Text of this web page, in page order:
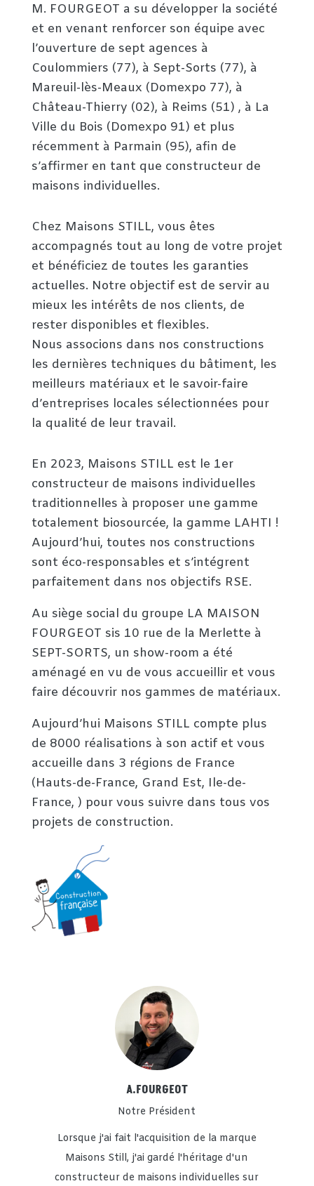
M. FOURGEOT a su développer la société
et en venant renforcer son équipe avec
l’ouverture de sept agences à
Coulommiers (77), à Sept-Sorts (77), à
Mareuil-lès-Meaux (Domexpo 77), à
Château-Thierry (02), à Reims (51) , à La
Ville du Bois (Domexpo 91) et plus
récemment à Parmain (95), afin de
s’affirmer en tant que constructeur de
maisons individuelles.
Chez Maisons STILL, vous êtes
accompagnés tout au long de votre projet
et bénéficiez de toutes les garanties
actuelles. Notre objectif est de servir au
mieux les intérêts de nos clients, de
rester disponibles et flexibles.
Nous associons dans nos constructions
les dernières techniques du bâtiment, les
meilleurs matériaux et le savoir-faire
d’entreprises locales sélectionnées pour
la qualité de leur travail.
En 2023, Maisons STILL est le 1er
constructeur de maisons individuelles
traditionnelles à proposer une gamme
totalement biosourcée, la gamme LAHTI !
Aujourd’hui, toutes nos constructions
sont éco-responsables et s’intégrent
parfaitement dans nos objectifs RSE.
Au siège social du groupe LA MAISON
FOURGEOT sis 10 rue de la Merlette à
SEPT-SORTS, un show-room a été
aménagé en vu de vous accueillir et vous
faire découvrir nos gammes de matériaux.
Aujourd’hui Maisons STILL compte plus
de 8000 réalisations à son actif et vous
accueille dans 3 régions de France
(Hauts-de-France, Grand Est, Ile-de-
France, ) pour vous suivre dans tous vos
projets de construction.
A.FOURGEOT
Notre Président
Lorsque j'ai fait l'acquisition de la marque
Maisons Still, j'ai gardé l'héritage d'un
constructeur de maisons individuelles sur